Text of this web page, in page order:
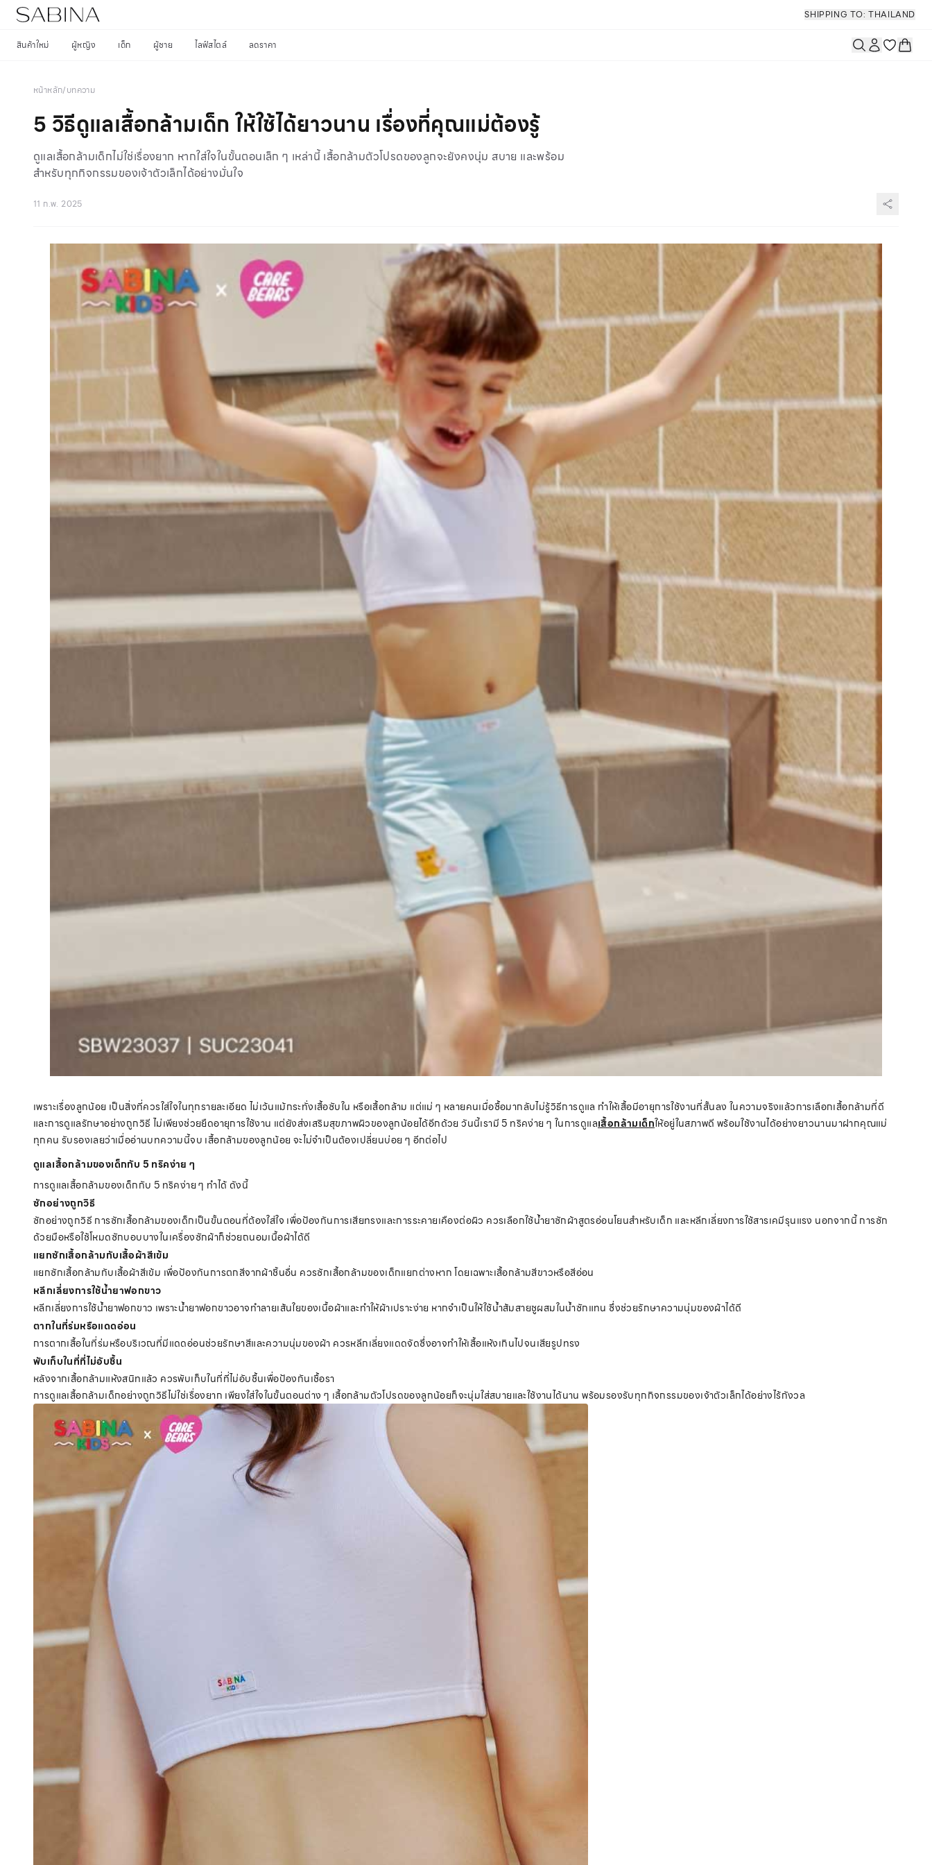
SHIPPING TO: THAILAND
สินค้าใหม่ ผู้หญิง เด็ก ผู้ชาย ไลฟ์สไตล์ ลดราคา
หน้าหลัก/บทความ
5 วิธีดูแลเสื้อกล้ามเด็ก ให้ใช้ได้ยาวนาน เรื่องที่คุณแม่ต้องรู้
ดูแลเสื้อกล้ามเด็กไม่ใช่เรื่องยาก หากใส่ใจในขั้นตอนเล็ก ๆ เหล่านี้ เสื้อกล้ามตัวโปรดของลูกจะยังคงนุ่ม สบาย และพร้อม
สำหรับทุกกิจกรรมของเจ้าตัวเล็กได้อย่างมั่นใจ
11 ก.พ. 2025
เพราะเรื่องลูกน้อย เป็นสิ่งที่ควรใส่ใจในทุกรายละเอียด ไม่เว้นแม้กระทั่งเสื้อซับใน หรือเสื้อกล้าม แต่แม่ ๆ หลายคนเมื่อซื้อมากลับไม่รู้วิธีการดูแล ทำให้เสื้อมีอายุการใช้งานที่สั้นลง ในความจริงแล้วการเลือกเสื้อกล้ามที่ดี
และการดูแลรักษาอย่างถูกวิธี ไม่เพียงช่วยยืดอายุการใช้งาน แต่ยังส่งเสริมสุขภาพผิวของลูกน้อยได้อีกด้วย วันนี้เรามี 5 ทริคง่าย ๆ ในการดูแลเสื้อกล้ามเด็กให้อยู่ในสภาพดี พร้อมใช้งานได้อย่างยาวนานมาฝากคุณแม่
ทุกคน รับรองเลยว่าเมื่ออ่านบทความนี้จบ เสื้อกล้ามของลูกน้อย จะไม่จำเป็นต้องเปลี่ยนบ่อย ๆ อีกต่อไป
ดูแลเสื้อกล้ามของเด็กกับ 5 ทริคง่าย ๆ
การดูแลเสื้อกล้ามของเด็กกับ 5 ทริคง่าย ๆ ทำได้ ดังนี้
ซักอย่างถูกวิธี
ซักอย่างถูกวิธี การซักเสื้อกล้ามของเด็กเป็นขั้นตอนที่ต้องใส่ใจ เพื่อป้องกันการเสียทรงและการระคายเคืองต่อผิว ควรเลือกใช้น้ำยาซักผ้าสูตรอ่อนโยนสำหรับเด็ก และหลีกเลี่ยงการใช้สารเคมีรุนแรง นอกจากนี้ การซัก
ด้วยมือหรือใช้โหมดซักบอบบางในเครื่องซักผ้าก็ช่วยถนอมเนื้อผ้าได้ดี
แยกซักเสื้อกล้ามกับเสื้อผ้าสีเข้ม
แยกซักเสื้อกล้ามกับเสื้อผ้าสีเข้ม เพื่อป้องกันการตกสีจากผ้าชิ้นอื่น ควรซักเสื้อกล้ามของเด็กแยกต่างหาก โดยเฉพาะเสื้อกล้ามสีขาวหรือสีอ่อน
หลีกเลี่ยงการใช้น้ำยาฟอกขาว
หลีกเลี่ยงการใช้น้ำยาฟอกขาว เพราะน้ำยาฟอกขาวอาจทำลายเส้นใยของเนื้อผ้าและทำให้ผ้าเปราะง่าย หากจำเป็นให้ใช้น้ำส้มสายชูผสมในน้ำซักแทน ซึ่งช่วยรักษาความนุ่มของผ้าได้ดี
ตากในที่ร่มหรือแดดอ่อน
การตากเสื้อในที่ร่มหรือบริเวณที่มีแดดอ่อนช่วยรักษาสีและความนุ่มของผ้า ควรหลีกเลี่ยงแดดจัดซึ่งอาจทำให้เสื้อแห้งเกินไปจนเสียรูปทรง
พับเก็บในที่ที่ไม่อับชื้น
หลังจากเสื้อกล้ามแห้งสนิทแล้ว ควรพับเก็บในที่ที่ไม่อับชื้นเพื่อป้องกันเชื้อรา
การดูแลเสื้อกล้ามเด็กอย่างถูกวิธีไม่ใช่เรื่องยาก เพียงใส่ใจในขั้นตอนต่าง ๆ เสื้อกล้ามตัวโปรดของลูกน้อยก็จะนุ่มใส่สบายและใช้งานได้นาน พร้อมรองรับทุกกิจกรรมของเจ้าตัวเล็กได้อย่างไร้กังวล